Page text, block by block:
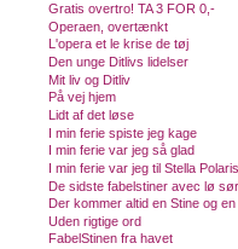
Gratis overtro! TA 3 FOR 0,-
Operaen, overtænkt
L'opera et le krise de tøj
Den unge Ditlivs lidelser
Mit liv og Ditliv
På vej hjem
Lidt af det løse
I min ferie spiste jeg kage
I min ferie var jeg så glad
I min ferie var jeg til Stella Polaris
De sidste fabelstiner avec lø
Der kommer altid en Stine og
Uden rigtige ord
FabelStinen fra havet